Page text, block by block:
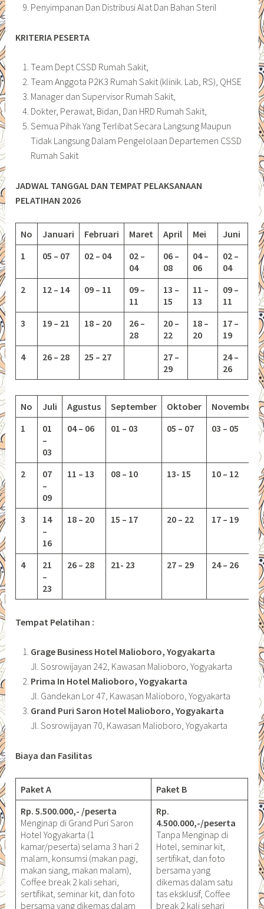
Penyimpanan Dan Distribusi Alat Dan Bahan Steril
KRITERIA PESERTA
Team Dept CSSD Rumah Sakit,
Team Anggota P2K3 Rumah Sakit (klinik. Lab, RS), QHSE
Manager dan Supervisor Rumah Sakit,
Dokter, Perawat, Bidan, Dan HRD Rumah Sakit,
Semua Pihak Yang Terlibat Secara Langsung Maupun
Tidak Langsung Dalam Pengelolaan Departemen CSSD
Rumah Sakit
JADWAL TANGGAL DAN TEMPAT PELAKSANAAN
PELATIHAN 2026
No Januari Februari Maret April Mei
Juni
1
05 – 07 02 – 04
02 –
04
06 –
08
04 –
06
02 –
04
2
12 – 14 09 – 11
09 –
11
13 –
15
11 –
13
09 –
11
3
19 – 21 18 – 20
26 –
28
20 –
22
18 –
20
17 –
19
4
26 – 28 25 – 27
27 –
29
24 –
26
No Juli Agustus September Oktober
November
1
01
–
03
04 – 06 01 – 03 05 – 07 03 – 05
2
07
–
09
11 – 13 08 – 10 13- 15 10 – 12
3
14
–
16
18 – 20 15 – 17 20 – 22 17 – 19
4
21
–
23
26 – 28 21- 23 27 – 29 24 – 26
Tempat Pelatihan :
Grage Business Hotel Malioboro, Yogyakarta
Jl. Sosrowijayan 242, Kawasan Malioboro, Yogyakarta
Prima In Hotel Malioboro, Yogyakarta
Jl. Gandekan Lor 47, Kawasan Malioboro, Yogyakarta
Grand Puri Saron Hotel Malioboro, Yogyakarta
Jl. Sosrowijayan 70, Kawasan Malioboro, Yogyakarta
Biaya dan Fasilitas
Paket A
Paket B
Rp. 5.500.000,- /peserta
Menginap di Grand Puri Saron
Hotel Yogyakarta (1
kamar/peserta) selama 3 hari 2
malam, konsumsi (makan pagi,
makan siang, makan malam),
Coffee break 2 kali sehari,
sertifikat, seminar kit, dan foto
bersama yang dikemas dalam
Rp.
4.500.000,-/peserta
Tanpa Menginap di
Hotel, seminar kit,
sertifikat, dan foto
bersama yang
dikemas dalam satu
tas eksklusif, Coffee
break 2 kali sehari